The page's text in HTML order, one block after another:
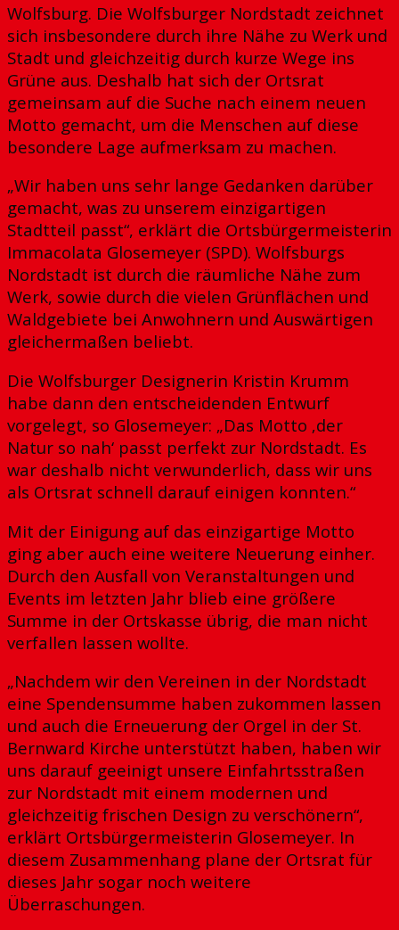
Wolfsburg. Die Wolfsburger Nordstadt zeichnet
sich insbesondere durch ihre Nähe zu Werk und
Stadt und gleichzeitig durch kurze Wege ins
Grüne aus. Deshalb hat sich der Ortsrat
gemeinsam auf die Suche nach einem neuen
Motto gemacht, um die Menschen auf diese
besondere Lage aufmerksam zu machen.
„Wir haben uns sehr lange Gedanken darüber
gemacht, was zu unserem einzigartigen
Stadtteil passt“, erklärt die Ortsbürgermeisterin
Immacolata Glosemeyer (SPD). Wolfsburgs
Nordstadt ist durch die räumliche Nähe zum
Werk, sowie durch die vielen Grünflächen und
Waldgebiete bei Anwohnern und Auswärtigen
gleichermaßen beliebt.
Die Wolfsburger Designerin Kristin Krumm
habe dann den entscheidenden Entwurf
vorgelegt, so Glosemeyer: „Das Motto ‚der
Natur so nah‘ passt perfekt zur Nordstadt. Es
war deshalb nicht verwunderlich, dass wir uns
als Ortsrat schnell darauf einigen konnten.“
Mit der Einigung auf das einzigartige Motto
ging aber auch eine weitere Neuerung einher.
Durch den Ausfall von Veranstaltungen und
Events im letzten Jahr blieb eine größere
Summe in der Ortskasse übrig, die man nicht
verfallen lassen wollte.
„Nachdem wir den Vereinen in der Nordstadt
eine Spendensumme haben zukommen lassen
und auch die Erneuerung der Orgel in der St.
Bernward Kirche unterstützt haben, haben wir
uns darauf geeinigt unsere Einfahrtsstraßen
zur Nordstadt mit einem modernen und
gleichzeitig frischen Design zu verschönern“,
erklärt Ortsbürgermeisterin Glosemeyer. In
diesem Zusammenhang plane der Ortsrat für
dieses Jahr sogar noch weitere
Überraschungen.